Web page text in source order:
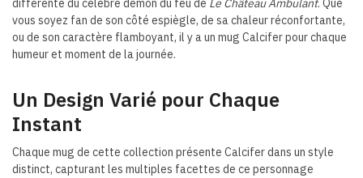
vous soyez fan de son côté espiègle, de sa chaleur réconfortante,
ou de son caractère flamboyant, il y a un mug Calcifer pour chaque
humeur et moment de la journée.
Un Design Varié pour Chaque
Instant
Chaque mug de cette collection présente Calcifer dans un style
distinct, capturant les multiples facettes de ce personnage